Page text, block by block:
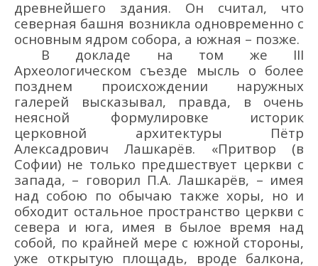
древнейшего здания. Он считал, что
северная башня возникла одновременно с
основным ядром собора, а южная – позже.
В докладе на том же III
Археологическом съезде мысль о более
позднем происхождении наружных
галерей высказывал, правда, в очень
неясной формулировке историк
церковной архитектуры Пётр
Алексадрович Лашкарёв. «Притвор (в
Софии) не только предшествует церкви с
запада, – говорил П.А. Лашкарёв, – имея
над собою по обычаю также хоры, но и
обходит остальное пространство церкви с
севера и юга, имея в былое время над
собой, по крайней мере с южной стороны,
уже открытую площадь, вроде балкона,